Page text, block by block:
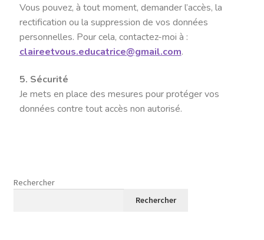
Vous pouvez, à tout moment, demander l’accès, la
rectification ou la suppression de vos données
personnelles. Pour cela, contactez-moi à :
claireetvous.educatrice@gmail.com.
5. Sécurité
Je mets en place des mesures pour protéger vos
données contre tout accès non autorisé.
Rechercher
Rechercher